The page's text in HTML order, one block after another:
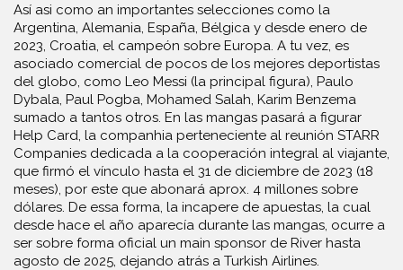
Así asi como an importantes selecciones como la
Argentina, Alemania, España, Bélgica y desde enero de
2023, Croatia, el campeón sobre Europa. A tu vez, es
asociado comercial de pocos de los mejores deportistas
del globo, como Leo Messi (la principal figura), Paulo
Dybala, Paul Pogba, Mohamed Salah, Karim Benzema
sumado a tantos otros. En las mangas pasará a figurar
Help Card, la companhia perteneciente al reunión STARR
Companies dedicada a la cooperación integral al viajante,
que firmó el vínculo hasta el 31 de diciembre de 2023 (18
meses), por este que abonará aprox. 4 millones sobre
dólares. De essa forma, la incapere de apuestas, la cual
desde hace el año aparecía durante las mangas, ocurre a
ser sobre forma oficial un main sponsor de River hasta
agosto de 2025, dejando atrás a Turkish Airlines.